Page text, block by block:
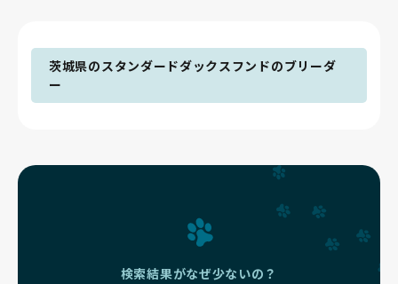
茨城県のスタンダードダックスフンドのブリーダ
ー
検索結果がなぜ少ないの？